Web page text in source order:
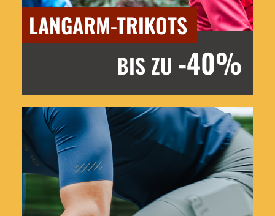
BIS ZU -40%
LANGARM-TRIKOTS
Jetzt entdecken